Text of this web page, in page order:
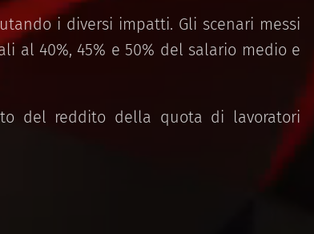
i diversi impatti. Gli scenari messi
al 40%, 45% e 50% del salario medio e
del reddito della quota di lavoratori